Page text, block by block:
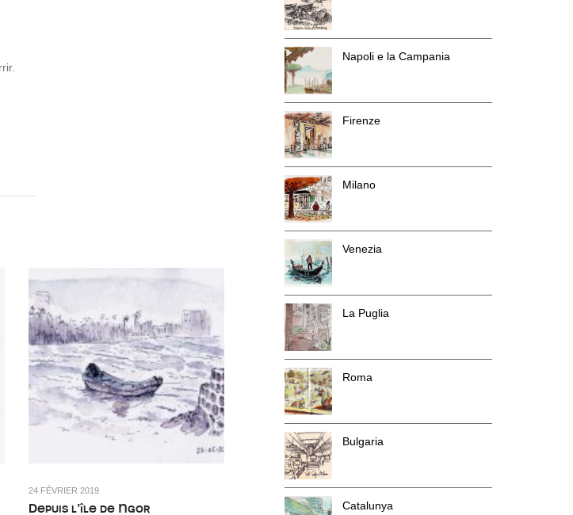
24 FÉVRIER 2019
Depuis l’île de Ngor
Napoli e la Campania
Firenze
Milano
Venezia
La Puglia
Roma
Bulgaria
Catalunya